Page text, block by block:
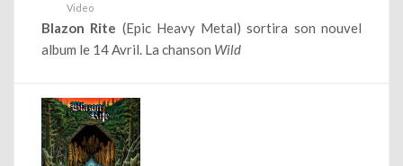
Video
Blazon Rite (Epic Heavy Metal) sortira son nouvel
album le 14 Avril. La chanson Wild